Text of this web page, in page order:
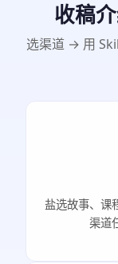
收稿
选渠道 → 用
盐选故事、课
渠道